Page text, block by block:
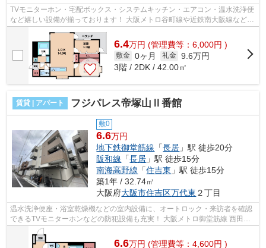
TVモニターホン・宅配ボックス・システムキッチン・エアコン・温水洗浄便
など嬉しい設備が揃っております！ 大阪メトロ谷町線や近鉄南大阪線など徒
6.4万円 (管理費等：6,000円 )
敷金 0ヶ月 礼金 9.6万円
3階 / 2DK / 42.00㎡
賃貸 | アパート フジパレス帝塚山Ⅱ番館
敷0
6.6万円
地下鉄御堂筋線 「長居 」駅 徒歩20分
阪和線 「長居 」駅 徒歩15分
南海高野線 「住吉東 」駅 徒歩15分
築1年 / 32.74㎡
大阪府大阪市住吉区万代東 ２丁目
温水洗浄便座・浴室乾燥機などの室内設備に、オートロック・来訪者を確認
できるTVモニターホンなどの防犯設備も充実！ 大阪メトロ御堂筋線 西田辺
駅やその他沿線も徒歩圏内で利用可能...
6.6万円 (管理費等：4,600円 )